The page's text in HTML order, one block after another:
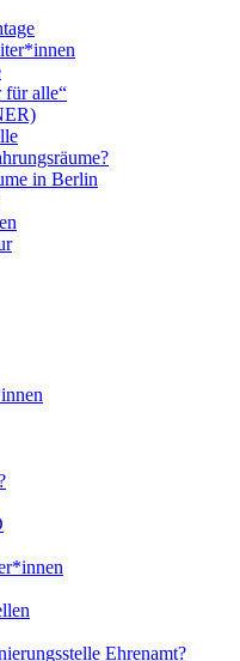
für alle“
in Berlin
Ehrenamt?